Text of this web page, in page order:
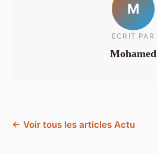
M
ECRIT PAR
Mohamed
← Voir tous les articles Actu